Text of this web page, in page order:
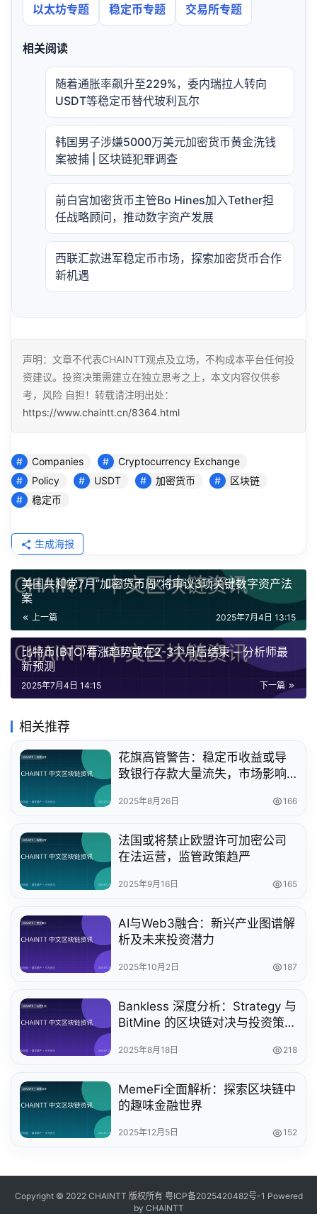
以太坊专题 稳定币专题 交易所专题
相关阅读
随着通胀率飙升至229%，委内瑞拉人转向
USDT等稳定币替代玻利瓦尔
韩国男子涉嫌5000万美元加密货币黄金洗钱
案被捕 | 区块链犯罪调查
前白宫加密货币主管Bo Hines加入Tether担
任战略顾问，推动数字资产发展
西联汇款进军稳定币市场，探索加密货币合作
新机遇
声明：文章不代表CHAINTT观点及立场，不构成本平台任何投
资建议。投资决策需建立在独立思考之上，本文内容仅供参
考，风险 自担！转载请注明出处：
https://www.chaintt.cn/8364.html
Companies
Cryptocurrency Exchange
Policy
USDT 加密货币
区块链
稳定币
生成海报
美国共和党7月”加密货币周”将审议3项关键数字资产法
案
上一篇 2025年7月4日 13:15
比特币(BTC)看涨趋势或在2-3个月后结束 – 分析师最
新预测
下一篇
2025年7月4日 14:15
相关推荐
花旗高管警告：稳定币收益或导
致银行存款大量流失，市场影响
2025年8月26日 166
法国或将禁止欧盟许可加密公司
在法运营，监管政策趋严
2025年9月16日 165
AI与Web3融合：新兴产业图谱解
析及未来投资潜力
2025年10月2日 187
Bankless 深度分析：Strategy 与
BitMine 的区块链对决与投资策略
2025年8月18日 218
MemeFi全面解析：探索区块链中
的趣味金融世界
2025年12月5日 152
Copyright © 2022 CHAINTT 版权所有 粤ICP备2025420482号-1 Powered
by CHAINTT